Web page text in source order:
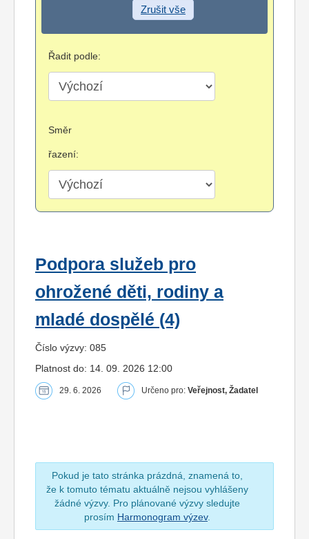
Zrušit vše
Řadit podle:
Směr
řazení:
Podpora služeb pro
ohrožené děti, rodiny a
mladé dospělé (4)
Číslo výzvy: 085
Platnost do: 14. 09. 2026 12:00
29. 6. 2026 Určeno pro: Veřejnost, Žadatel
Pokud je tato stránka prázdná, znamená to,
že k tomuto tématu aktuálně nejsou vyhlášeny
žádné výzvy. Pro plánované výzvy sledujte
prosím Harmonogram výzev.